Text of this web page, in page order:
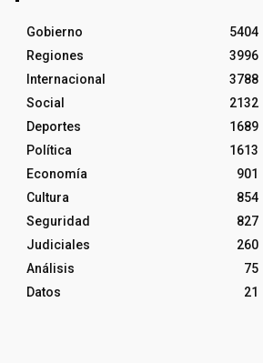
Gobierno
5404
Regiones
3996
Internacional
3788
Social
2132
Deportes
1689
Política
1613
Economía
901
Cultura
854
Seguridad
827
Judiciales
260
Análisis
75
Datos
21